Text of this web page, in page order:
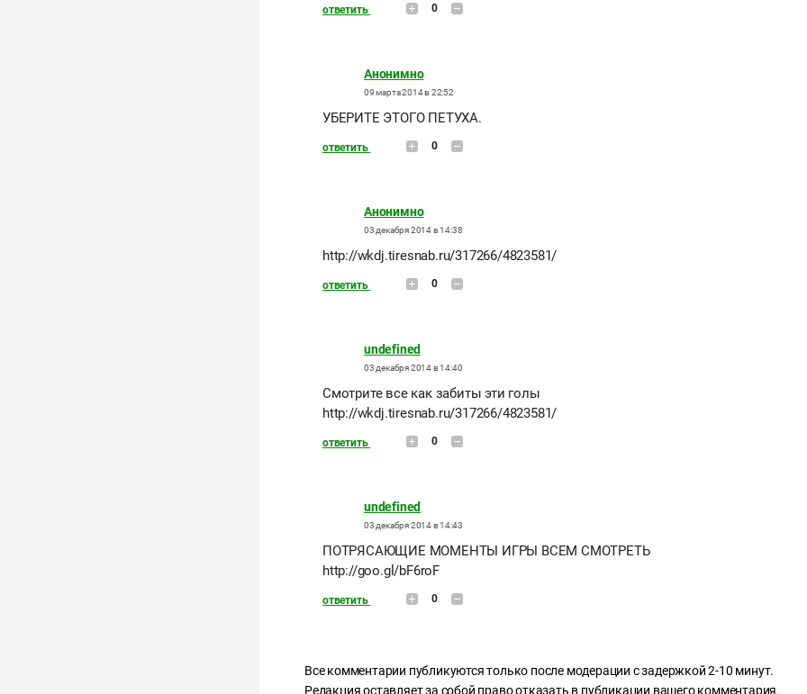
ответить 0
Анонимно
09 марта 2014 в 22:52
УБЕРИТЕ ЭТОГО ПЕТУХА.
ответить 0
Анонимно
03 декабря 2014 в 14:38
http://wkdj.tiresnab.ru/317266/4823581/
ответить 0
undefined
03 декабря 2014 в 14:40
Смотрите все как забиты эти голы
http://wkdj.tiresnab.ru/317266/4823581/
ответить 0
undefined
03 декабря 2014 в 14:43
ПОТРЯСАЮЩИЕ МОМЕНТЫ ИГРЫ ВСЕМ СМОТРЕТЬ
http://goo.gl/bF6roF
ответить 0
Все комментарии публикуются только после модерации с задержкой 2-10 минут.
Редакция оставляет за собой право отказать в публикации вашего комментария.